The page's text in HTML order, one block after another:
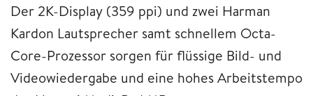
Der 2K-Display (359 ppi) und zwei Harman
Kardon Lautsprecher samt schnellem Octa-
Core-Prozessor sorgen für flüssige Bild- und
Videowiedergabe und eine hohes Arbeitstempo